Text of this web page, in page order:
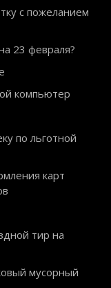
с пожеланием
23 февраля?
компьютер
по льготной
карт
тир на
мусорный